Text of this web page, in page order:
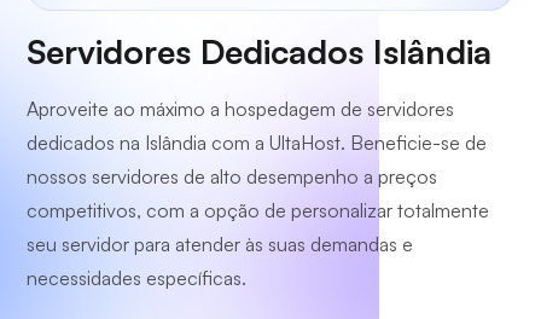
Servidores Dedicados Islândia
Aproveite ao máximo a hospedagem de servidores
dedicados na Islândia com a UltaHost. Beneficie-se de
nossos servidores de alto desempenho a preços
competitivos, com a opção de personalizar totalmente
seu servidor para atender às suas demandas e
necessidades específicas.